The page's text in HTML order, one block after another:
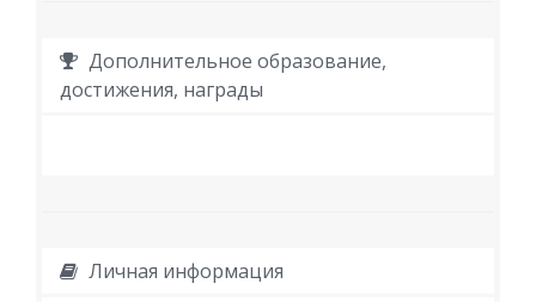
Дополнительное образование,
достижения, награды
Личная информация